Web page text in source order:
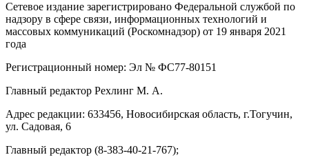
Сетевое издание зарегистрировано Федеральной службой по
надзору в сфере связи, информационных технологий и
массовых коммуникаций (Роскомнадзор) от 19 января 2021
года
Регистрационный номер: Эл № ФС77-80151
Главный редактор Рехлинг М. А.
Адрес редакции: 633456, Новосибирская область, г.Тогучин,
ул. Садовая, 6
Главный редактор (8-383-40-21-767);